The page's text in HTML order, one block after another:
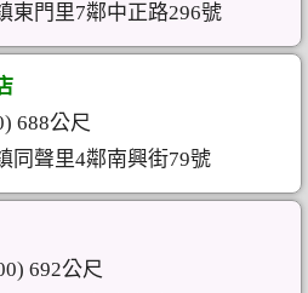
東門里7鄰中正路296號
688公尺
同聲里4鄰南興街79號
692公尺